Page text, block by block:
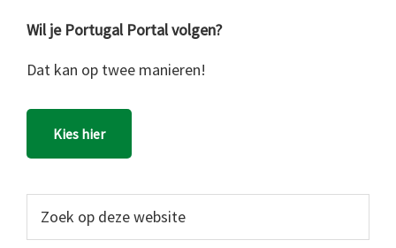
Wil je Portugal Portal volgen?
Dat kan op twee manieren!
Kies hier